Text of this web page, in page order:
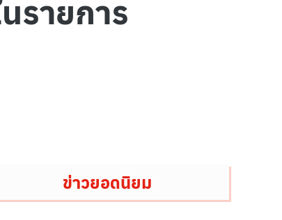
รายการ
ข่าวยอดนิยม